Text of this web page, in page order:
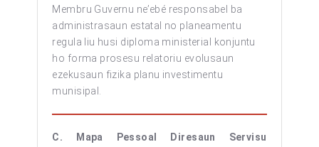
Membru Guvernu ne’ebé responsabel ba
administrasaun estatal no planeamentu
regula liu husi diploma ministerial konjuntu
ho forma prosesu relatoriu evolusaun
ezekusaun fizika planu investimentu
munisipal.
C. Mapa Pessoal Diresaun Servisu